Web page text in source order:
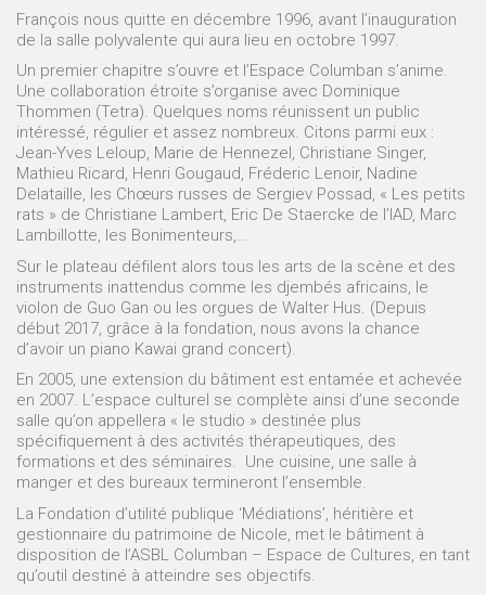
François nous quitte en décembre 1996, avant l’inauguration
de la salle polyvalente qui aura lieu en octobre 1997.
Un premier chapitre s’ouvre et l’Espace Columban s’anime.
Une collaboration étroite s’organise avec Dominique
Thommen (Tetra). Quelques noms réunissent un public
intéressé, régulier et assez nombreux. Citons parmi eux :
Jean-Yves Leloup, Marie de Hennezel, Christiane Singer,
Mathieu Ricard, Henri Gougaud, Fréderic Lenoir, Nadine
Delataille, les Chœurs russes de Sergiev Possad, « Les petits
rats » de Christiane Lambert, Eric De Staercke de l’IAD, Marc
Lambillotte, les Bonimenteurs,…
Sur le plateau défilent alors tous les arts de la scène et des
instruments inattendus comme les djembés africains, le
violon de Guo Gan ou les orgues de Walter Hus. (Depuis
début 2017, grâce à la fondation, nous avons la chance
d’avoir un piano Kawai grand concert).
En 2005, une extension du bâtiment est entamée et achevée
en 2007. L’espace culturel se complète ainsi d’une seconde
salle qu’on appellera « le studio » destinée plus
spécifiquement à des activités thérapeutiques, des
formations et des séminaires. Une cuisine, une salle à
manger et des bureaux termineront l’ensemble.
La Fondation d’utilité publique ‘Médiations’, héritière et
gestionnaire du patrimoine de Nicole, met le bâtiment à
disposition de l’ASBL Columban – Espace de Cultures, en tant
qu’outil destiné à atteindre ses objectifs.